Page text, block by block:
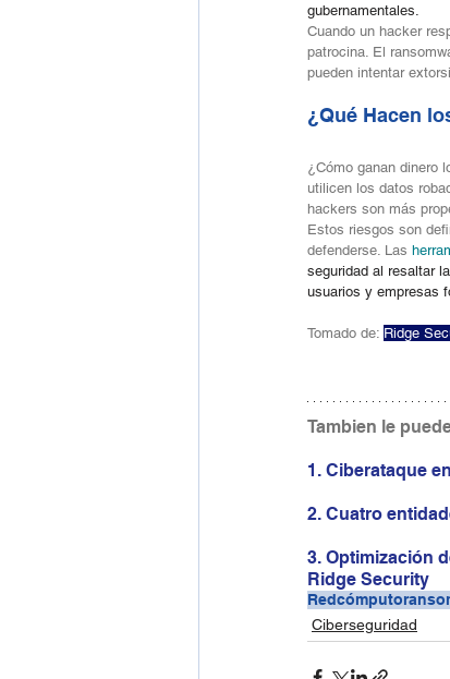
gubernamentales.
Cuando un hacker
patrocina. El
pueden intentar
¿Qué Hacen
¿Cómo ganan dinero
utilicen los datos
hackers son más
Estos riesgos son
defenderse. Las
seguridad al resaltar
usuarios y empresas
Tomado de: Ridge
Tambien le
1. Ciberataque
2. Cuatro
3. Optimización
Ridge Security
Redcómputo
Ciberseguridad